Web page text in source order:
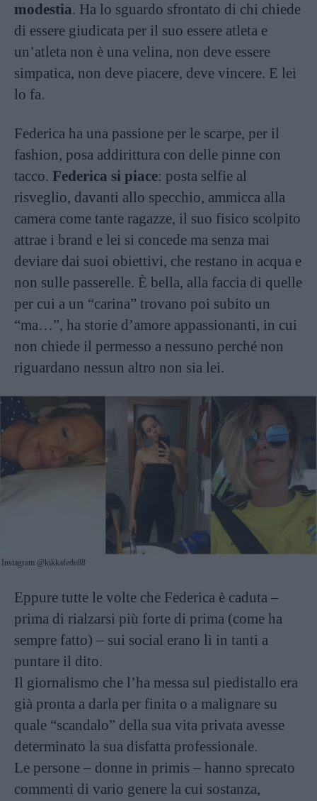
modestia. Ha lo sguardo sfrontato di chi chiede
di essere giudicata per il suo essere atleta e
un’atleta non è una velina, non deve essere
simpatica, non deve piacere, deve vincere. E lei
lo fa.
Federica ha una passione per le scarpe, per il
fashion, posa addirittura con delle pinne con
tacco. Federica si piace: posta selfie al
risveglio, davanti allo specchio, ammicca alla
camera come tante ragazze, il suo fisico scolpito
attrae i brand e lei si concede ma senza mai
deviare dai suoi obiettivi, che restano in acqua e
non sulle passerelle. È bella, alla faccia di quelle
per cui a un “carina” trovano poi subito un
“ma…”, ha storie d’amore appassionanti, in cui
non chiede il permesso a nessuno perché non
riguardano nessun altro non sia lei.
Instagram @kikkafede88
Eppure tutte le volte che Federica è caduta –
prima di rialzarsi più forte di prima (come ha
sempre fatto) – sui social erano lì in tanti a
puntare il dito.
Il giornalismo che l’ha messa sul piedistallo era
già pronta a darla per finita o a malignare su
quale “scandalo” della sua vita privata avesse
determinato la sua disfatta professionale.
Le persone – donne in primis – hanno sprecato
commenti di vario genere la cui sostanza,